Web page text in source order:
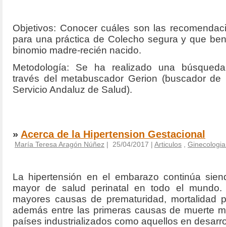
Objetivos: Conocer cuáles son las
para una práctica de Colecho segura y que
binomio madre-recién nacido.
Metodología: Se ha realizado una
través del metabuscador Gerion (buscador de
Servicio Andaluz de Salud).
» Acerca de la Hipertension Gestacional
María Teresa Aragón Núñez | 25/04/2017 | Articulos
La hipertensión en el embarazo continúa
mayor de salud perinatal en todo
el
mayores causas de prematuridad, mortalidad
además entre las primeras causas de muerte
países industrializados como aquellos en